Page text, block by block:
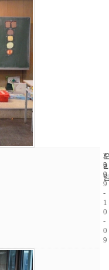
2
2
9
2
0
0
9
-
1
0
-
0
9